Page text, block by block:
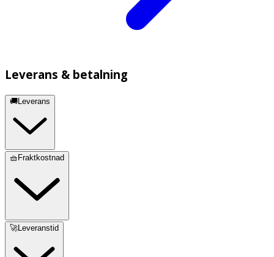
Leverans & betalning
🚚Leverans
🧺Fraktkostnad
🚀Leveranstid